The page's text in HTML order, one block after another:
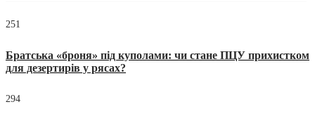
251
Братська «броня» під куполами: чи стане ПЦУ прихистком
для дезертирів у рясах?
294